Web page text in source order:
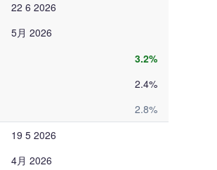
22 6 2026
5月 2026
3.2%
2.4%
2.8%
19 5 2026
4月 2026